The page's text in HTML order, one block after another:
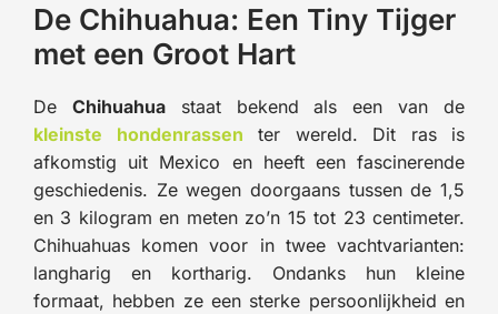
De Chihuahua: Een Tiny Tijger
met een Groot Hart
De Chihuahuastaat bekend als een van de
kleinste hondenrassen ter wereld. Dit ras is
afkomstig uit Mexico en heeft een fascinerende
geschiedenis. Ze wegen doorgaans tussen de 1,5
en 3 kilogram en meten zo’n 15 tot 23 centimeter.
Chihuahuas komen voor in twee vachtvarianten:
langharig en kortharig. Ondanks hun kleine
formaat, hebben ze een sterke persoonlijkheid en